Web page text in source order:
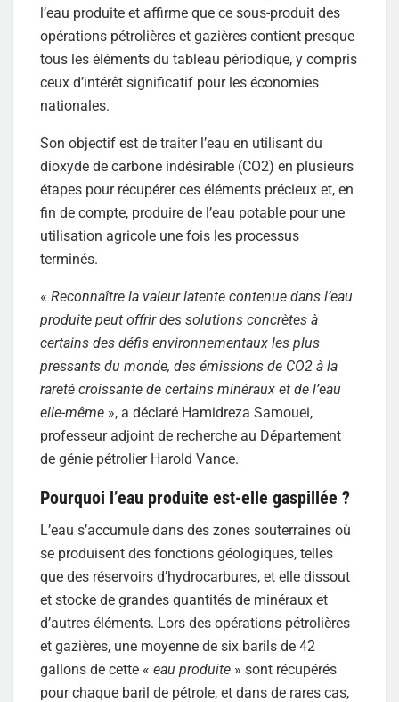
l’eau produite et affirme que ce sous-produit des
opérations pétrolières et gazières contient presque
tous les éléments du tableau périodique, y compris
ceux d’intérêt significatif pour les économies
nationales.
Son objectif est de traiter l’eau en utilisant du
dioxyde de carbone indésirable (CO2) en plusieurs
étapes pour récupérer ces éléments précieux et, en
fin de compte, produire de l’eau potable pour une
utilisation agricole une fois les processus
terminés.
« Reconnaître la valeur latente contenue dans l’eau
produite peut offrir des solutions concrètes à
certains des défis environnementaux les plus
pressants du monde, des émissions de CO2 à la
rareté croissante de certains minéraux et de l’eau
elle-même », a déclaré Hamidreza Samouei,
professeur adjoint de recherche au Département
de génie pétrolier Harold Vance.
Pourquoi l’eau produite est-elle gaspillée ?
L’eau s’accumule dans des zones souterraines où
se produisent des fonctions géologiques, telles
que des réservoirs d’hydrocarbures, et elle dissout
et stocke de grandes quantités de minéraux et
d’autres éléments. Lors des opérations pétrolières
et gazières, une moyenne de six barils de 42
gallons de cette « eau produite » sont récupérés
pour chaque baril de pétrole, et dans de rares cas,